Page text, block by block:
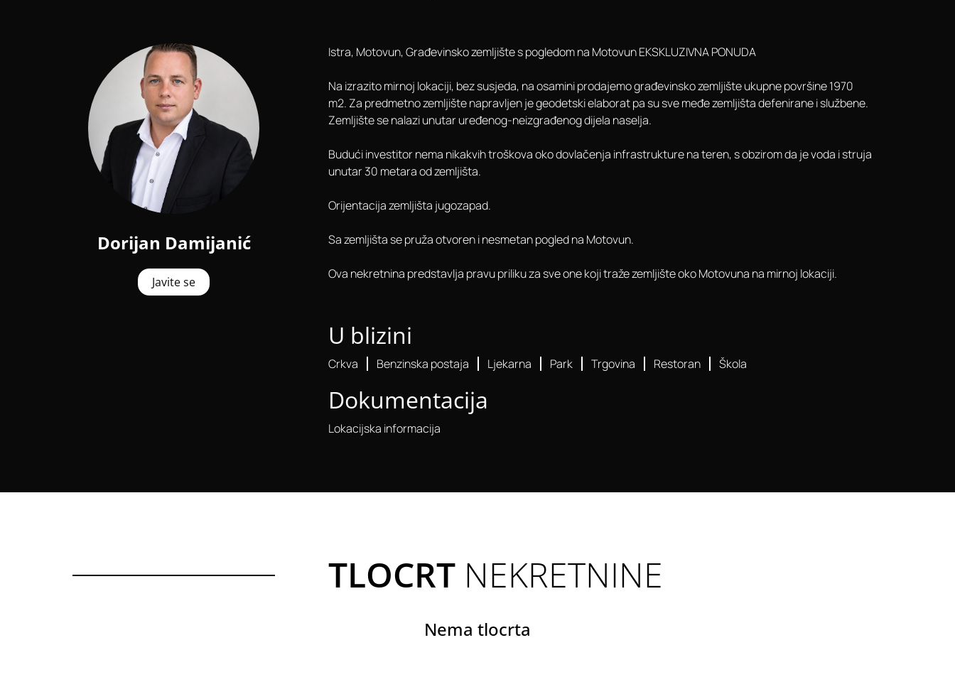
Dorijan Damijanić
Javite se
Istra, Motovun, Građevinsko zemljište s pogledom na Motovun EKSKLUZIVNA PONUDA
Na izrazito mirnoj lokaciji, bez susjeda, na osamini prodajemo građevinsko zemljište ukupne površine 1970
m2. Za predmetno zemljište napravljen je geodetski elaborat pa su sve međe zemljišta defenirane i službene.
Zemljište se nalazi unutar uređenog-neizgrađenog dijela naselja.
Budući investitor nema nikakvih troškova oko dovlačenja infrastrukture na teren, s obzirom da je voda i struja
unutar 30 metara od zemljišta.
Orijentacija zemljišta jugozapad.
Sa zemljišta se pruža otvoren i nesmetan pogled na Motovun.
Ova nekretnina predstavlja pravu priliku za sve one koji traže zemljište oko Motovuna na mirnoj lokaciji.
U blizini
Crkva Benzinska postaja Ljekarna Park Trgovina Restoran Škola
Dokumentacija
Lokacijska informacija
TLOCRT NEKRETNINE
Nema tlocrta